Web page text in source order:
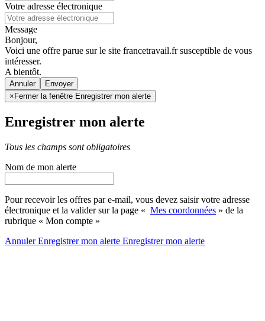
Votre adresse électronique
Message
Bonjour,
Voici une offre parue sur le site francetravail.fr susceptible de vous
intéresser.
A bientôt.
Annuler
× Fermer la fenêtre Enregistrer mon alerte
Enregistrer mon alerte
Tous les champs sont obligatoires
Nom de mon alerte
Pour recevoir les offres par e-mail, vous devez saisir votre adresse
électronique et la valider sur la page « Mes coordonnées » de la
rubrique « Mon compte »
AnnulerEnregistrer mon alerte Enregistrermon alerte